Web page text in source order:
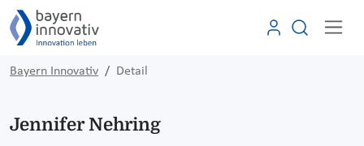
Bayern Innovativ Detail
Jennifer Nehring